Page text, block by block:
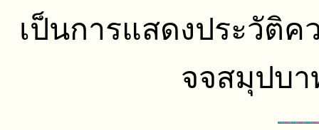
เป็นการแสดงประวัติ
จจสมุปบา